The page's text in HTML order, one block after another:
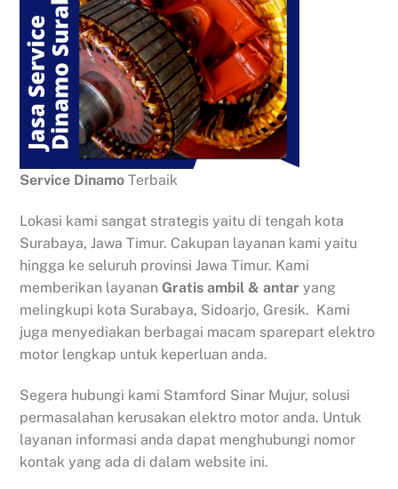
Service Dinamo Terbaik
Lokasi kami sangat strategis yaitu di tengah kota
Surabaya, Jawa Timur. Cakupan layanan kami yaitu
hingga ke seluruh provinsi Jawa Timur. Kami
memberikan layananGratis ambil & antar yang
melingkupi kota Surabaya, Sidoarjo, Gresik. Kami
juga menyediakan berbagai macam sparepart elektro
motor lengkap untuk keperluan anda.
Segera hubungi kami Stamford Sinar Mujur, solusi
permasalahan kerusakan elektro motor anda. Untuk
layanan informasi anda dapat menghubungi nomor
kontak yang ada di dalam website ini.